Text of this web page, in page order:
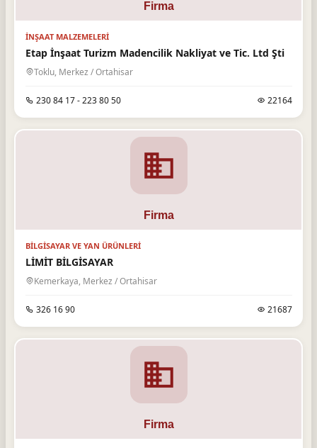
İNŞAAT MALZEMELERI
Etap İnşaat Turizm Madencilik Nakliyat ve Tic. Ltd Şti
Toklu, Merkez / Ortahisar
230 84 17 - 223 80 50 22164
BILGISAYAR VE YAN ÜRÜNLERI
LİMİT BİLGİSAYAR
Kemerkaya, Merkez / Ortahisar
326 16 90 21687